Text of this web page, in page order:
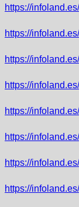
https://
https://
https://
https://
https://
https://
https://
https://